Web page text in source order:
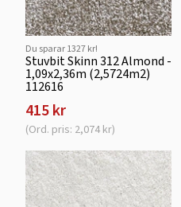
Du sparar 1327 kr!
Stuvbit Skinn 312 Almond -
1,09x2,36m (2,5724m2)
112616
415 kr
(Ord. pris: 2,074 kr)